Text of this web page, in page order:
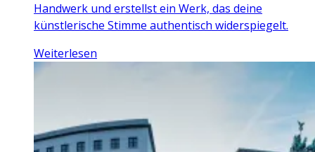
Handwerk und erstellst ein Werk, das deine
künstlerische Stimme authentisch widerspiegelt.
Weiterlesen